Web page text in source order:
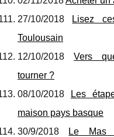
27/10/2018
Lisez
Toulousain
12/10/2018Vers
tourner ?
08/10/2018
Les
maison pays basque
30/9/2018
Le Mas